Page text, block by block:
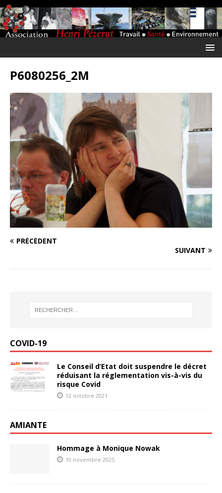
P6080256_2M
PRÉCÉDENT
SUIVANT
COVID-19
Le Conseil d’Etat doit suspendre le décret
réduisant la réglementation vis-à-vis du
risque Covid
12 octobre 2021
AMIANTE
Hommage à Monique Nowak
10 novembre 2025